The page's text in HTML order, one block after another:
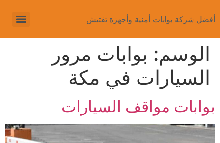
أفضل شركة بوابات أمنية وأجهزة تفتيش
الوسم: بوابات مرور
السيارات في مكة
بوابات مواقف السيارات